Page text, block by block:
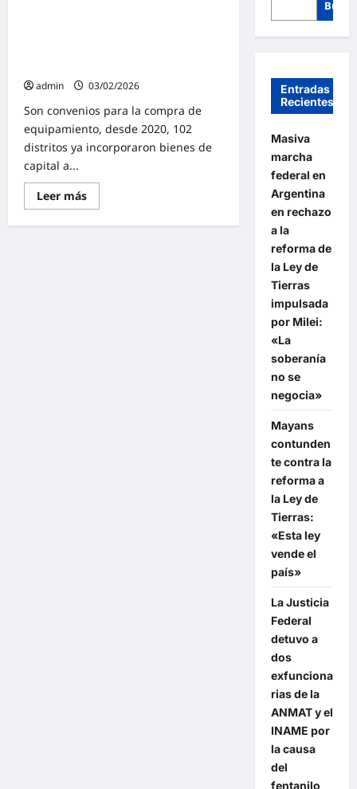
admin
03/02/2026
Son convenios para la compra de
equipamiento, desde 2020, 102
distritos ya incorporaron bienes de
capital a...
Leer másLee
más
Kicillof
Entradas
Recientes
Masiva
marcha
federal en
Argentina
en rechazo
a la
reforma de
la Ley de
Tierras
impulsada
por Milei:
«La
soberanía
no se
negocia»
Mayans
contunden
te contra la
reforma a
la Ley de
Tierras:
«Esta ley
vende el
país»
La Justicia
Federal
detuvo a
dos
exfunciona
rias de la
ANMAT y el
INAME por
la causa
del
fentanilo